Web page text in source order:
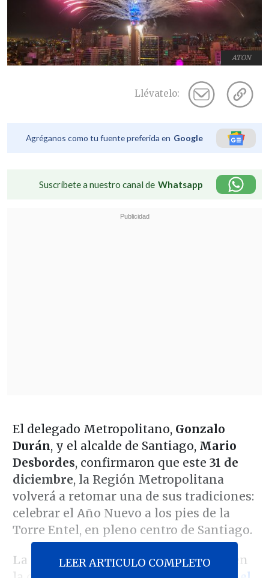
ATON
Llévatelo:
Agréganos como tu fuente preferida en Google
Suscríbete a nuestro canal de Whatsapp
El delegado Metropolitano, Gonzalo
Durán, y el alcalde de Santiago, Mario
Desbordes, confirmaron que este 31 de
diciembre, la Región Metropolitana
volverá a retomar una de sus tradiciones:
celebrar el Año Nuevo a los pies de la
Torre Entel, en pleno centro de Santiago.
La celebración, realizada por décadas en
LEER ARTICULO COMPLETO